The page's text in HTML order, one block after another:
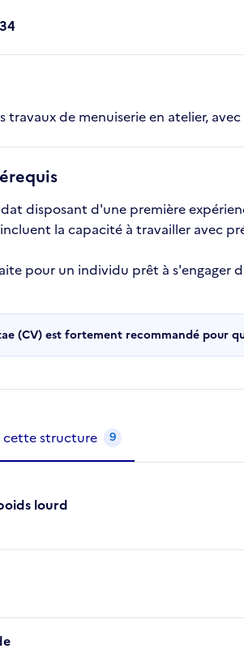
travaux de menuiserie en atelier,
disposant d'une première
la capacité à travailler avec
pour un individu prêt à s'engager
(CV) est fortement recommandé pour
cette structure 9
lourd